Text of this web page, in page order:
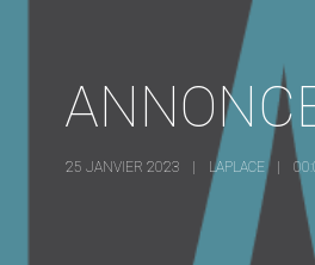
25 JANVIER 2023 LAPLACE